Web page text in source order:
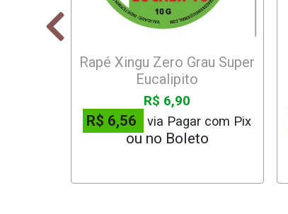
Rapé Xingu Zero Grau Super
Eucalipito
R$ 6,90
R$ 6,56 via Pagar com Pix